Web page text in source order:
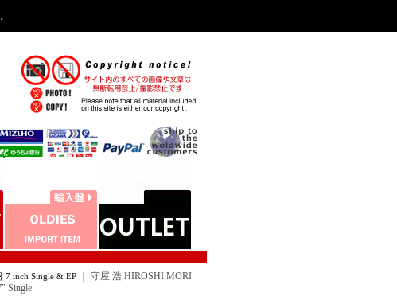
inch Single & EP
守屋 浩 HIROSHI MORI
Single